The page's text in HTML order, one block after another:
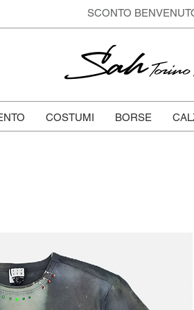
SCONTO
Sah
COSTUMI BORSE